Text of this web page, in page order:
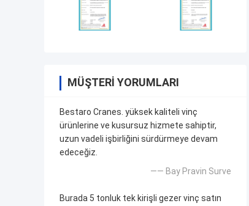
MÜŞTERI YORUMLARI
Bestaro Cranes. yüksek kaliteli vinç
ürünlerine ve kusursuz hizmete sahiptir,
uzun vadeli işbirliğini sürdürmeye devam
edeceğiz.
—— Bay Pravin Surve
Burada 5 tonluk tek kirişli gezer vinç satın